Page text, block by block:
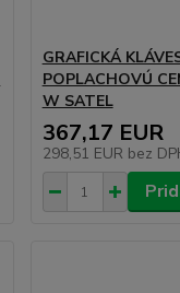
GRAFICKÁ
POPLACHOVÚ
W SATEL
367,17 EUR
298,51 EUR bez